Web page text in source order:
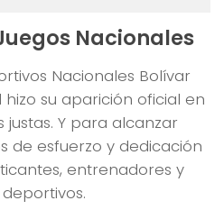
Nacionales
Nacionales Bolívar
hizo su aparición oficial en
Y para alcanzar
de esfuerzo y dedicación
entrenadores y